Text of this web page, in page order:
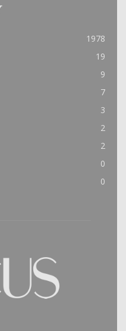
1978
19
9
7
3
2
2
0
0